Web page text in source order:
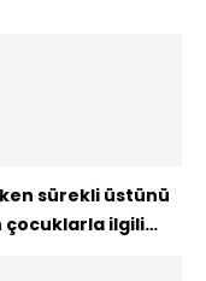
sürekli üstünü
çocuklarla ilgili